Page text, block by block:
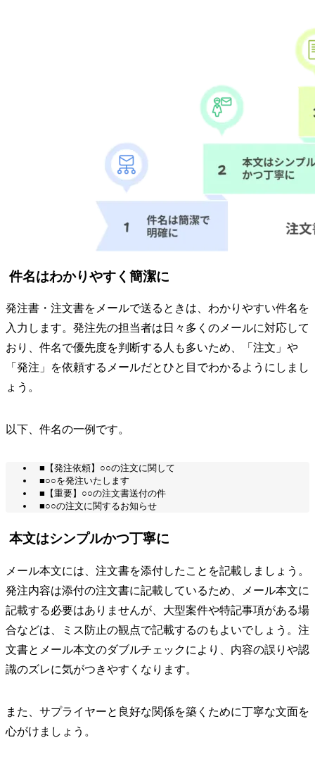
件名はわかりやすく簡潔に
発注書・注文書をメールで送るときは、わかりやすい件名を
入力します。発注先の担当者は日々多くのメールに対応して
おり、件名で優先度を判断する人も多いため、「注文」や
「発注」を依頼するメールだとひと目でわかるようにしまし
ょう。
以下、件名の一例です。
■【発注依頼】○○の注文に関して
■○○を発注いたします
■【重要】○○の注文書送付の件
■○○の注文に関するお知らせ
本文はシンプルかつ丁寧に
メール本文には、注文書を添付したことを記載しましょう。
発注内容は添付の注文書に記載しているため、メール本文に
記載する必要はありませんが、大型案件や特記事項がある場
合などは、ミス防止の観点で記載するのもよいでしょう。注
文書とメール本文のダブルチェックにより、内容の誤りや認
識のズレに気がつきやすくなります。
また、サプライヤーと良好な関係を築くために丁寧な文面を
心がけましょう。